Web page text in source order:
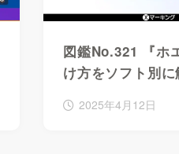
図鑑No.321 『ホ
け方をソフト別
2025年4月12日